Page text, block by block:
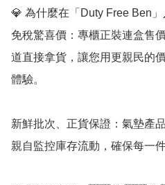
💎 為什麼在「Duty Free Ben」
免稅驚喜價：專櫃正裝連盒售
道直接拿貨，讓您用更親民的
體驗。
新鮮批次、正貨保證：氣墊產
親自監控庫存流動，確保每一